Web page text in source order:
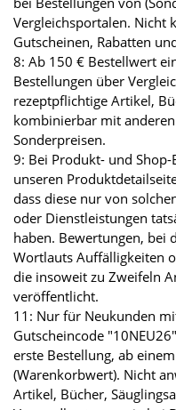
Vergleichsportalen. Nicht
Gutscheinen, Rabatten
8: Ab 150 € Bestellwert
Bestellungen über
rezeptpflichtige Artikel,
kombinierbar mit
Sonderpreisen.
9: Bei Produkt- und
unseren
dass diese nur von
oder Dienstleistungen
haben. Bewertungen, bei
Wortlauts Auffälligkeiten
die insoweit zu Zweifeln
veröffentlicht.
11: Nur für Neukunden
Gutscheincode
erste Bestellung, ab
(Warenkorbwert). Nicht
Artikel, Bücher,